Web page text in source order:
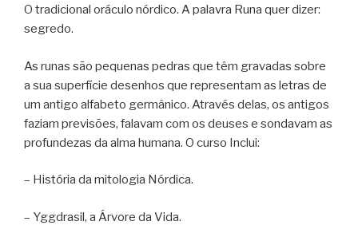
O tradicional oráculo nórdico. A palavra Runa quer dizer:
segredo.
As runas são pequenas pedras que têm gravadas sobre
a sua superfície desenhos que representam as letras de
um antigo alfabeto germânico. Através delas, os antigos
faziam previsões, falavam com os deuses e sondavam as
profundezas da alma humana. O curso Inclui:
– História da mitologia Nórdica.
– Yggdrasil, a Árvore da Vida.